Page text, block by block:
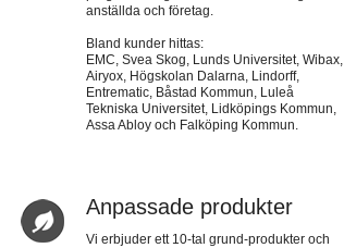
anställda och företag.
Bland kunder hittas:
EMC, Svea Skog, Lunds Universitet, Wibax,
Airyox, Högskolan Dalarna, Lindorff,
Entrematic, Båstad Kommun, Luleå
Tekniska Universitet, Lidköpings Kommun,
Assa Abloy och Falköping Kommun.
Anpassade produkter
Vi erbjuder ett 10-tal grund-produkter och